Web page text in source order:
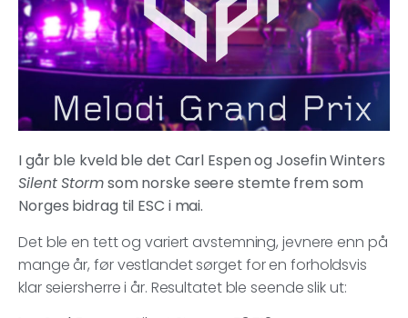
I går ble kveld ble det Carl Espen og Josefin Winters
Silent Stormsom norske seere stemte frem som
Norges bidrag til ESC i mai.
Det ble en tett og variert avstemning, jevnere enn på
mange år, før vestlandet sørget for en forholdsvis
klar seiersherre i år. Resultatet ble seende slik ut: